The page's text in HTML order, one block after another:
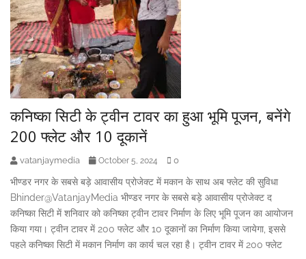
कनिष्का सिटी के ट्वीन टावर का हुआ भूमि पूजन, बनेंगे
200 फ्लेट और 10 दूकानें
vatanjaymedia October 5, 2024 0
भीण्डर नगर के सबसे बड़े आवासीय प्रोजेक्ट में मकान के साथ अब फ्लेट की सुविधा
Bhinder@VatanjayMedia भीण्डर नगर के सबसे बड़े आवासीय प्रोजेक्ट द
कनिष्का सिटी में शनिवार को कनिष्का ट्वीन टावर निर्माण के लिए भूमि पूजन का आयोजन
किया गया। ट्वीन टावर में 200 फ्लेट और 10 दूकानों का निर्माण किया जायेगा, इससे
पहले कनिष्का सिटी में मकान निर्माण का कार्य चल रहा है। ट्वीन टावर में 200 फ्लेट